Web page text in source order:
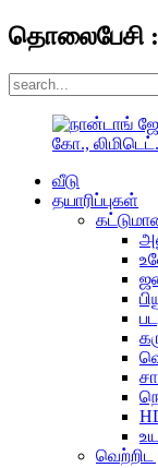
தொலைபேசி :
வீடு
தயாரிப்புகள்